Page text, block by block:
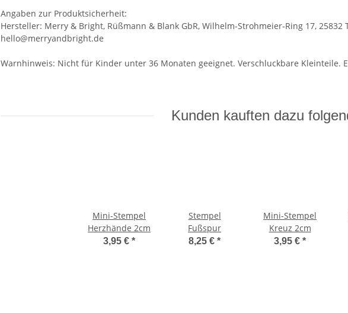
Angaben zur Produktsicherheit:
Hersteller: Merry & Bright, Rüßmann & Blank GbR, Wilhelm-Strohmeier-Ring 17, 25832
hello@merryandbright.de
Warnhinweis: Nicht für Kinder unter 36 Monaten geeignet. Verschluckbare Kleinteile.
Kunden kauften dazu
Mini-Stempel
Herzhände 2cm
3,95 € *
Stempel
Fußspur
8,25 € *
Mini-Stempel
Kreuz 2cm
3,95 € *